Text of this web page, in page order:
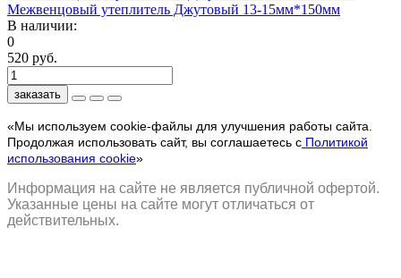
Межвенцовый утеплитель Джутовый 13-15мм*150мм
В наличии:
0
520 руб.
заказать
«Мы используем cookie-файлы для улучшения работы сайта.
Продолжая использовать сайт, вы соглашаетесь с Политикой
использования cookie»
Информация на сайте не является публичной офертой.
Указанные цены на сайте могут отличаться от
действительных.